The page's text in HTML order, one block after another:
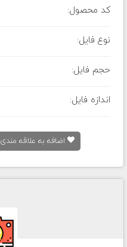
کد محصول:
نوع فایل:
حجم فایل:
اندازه فایل:
اضافه به علاقه مندی